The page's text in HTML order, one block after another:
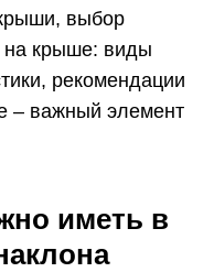
выбор
на крыше: виды
рекомендации
– важный элемент
иметь в